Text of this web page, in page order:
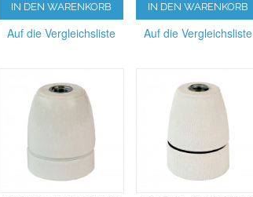
IN DEN WARENKORB
Auf die Vergleichsliste
IN DEN WARENKORB
Auf die Vergleichsliste